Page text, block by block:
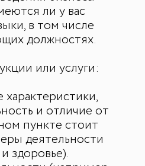
ли у вас
в том числе
должностях.
или услуги:
и отличие от
пункте стоит
деятельности
здоровье).